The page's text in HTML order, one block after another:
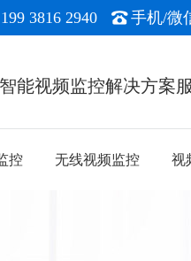
3816 2940 手机/微
能视频监控解决方案
控 无线视频监控 视